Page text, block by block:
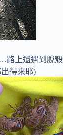
路上還遇到脫
得來耶)